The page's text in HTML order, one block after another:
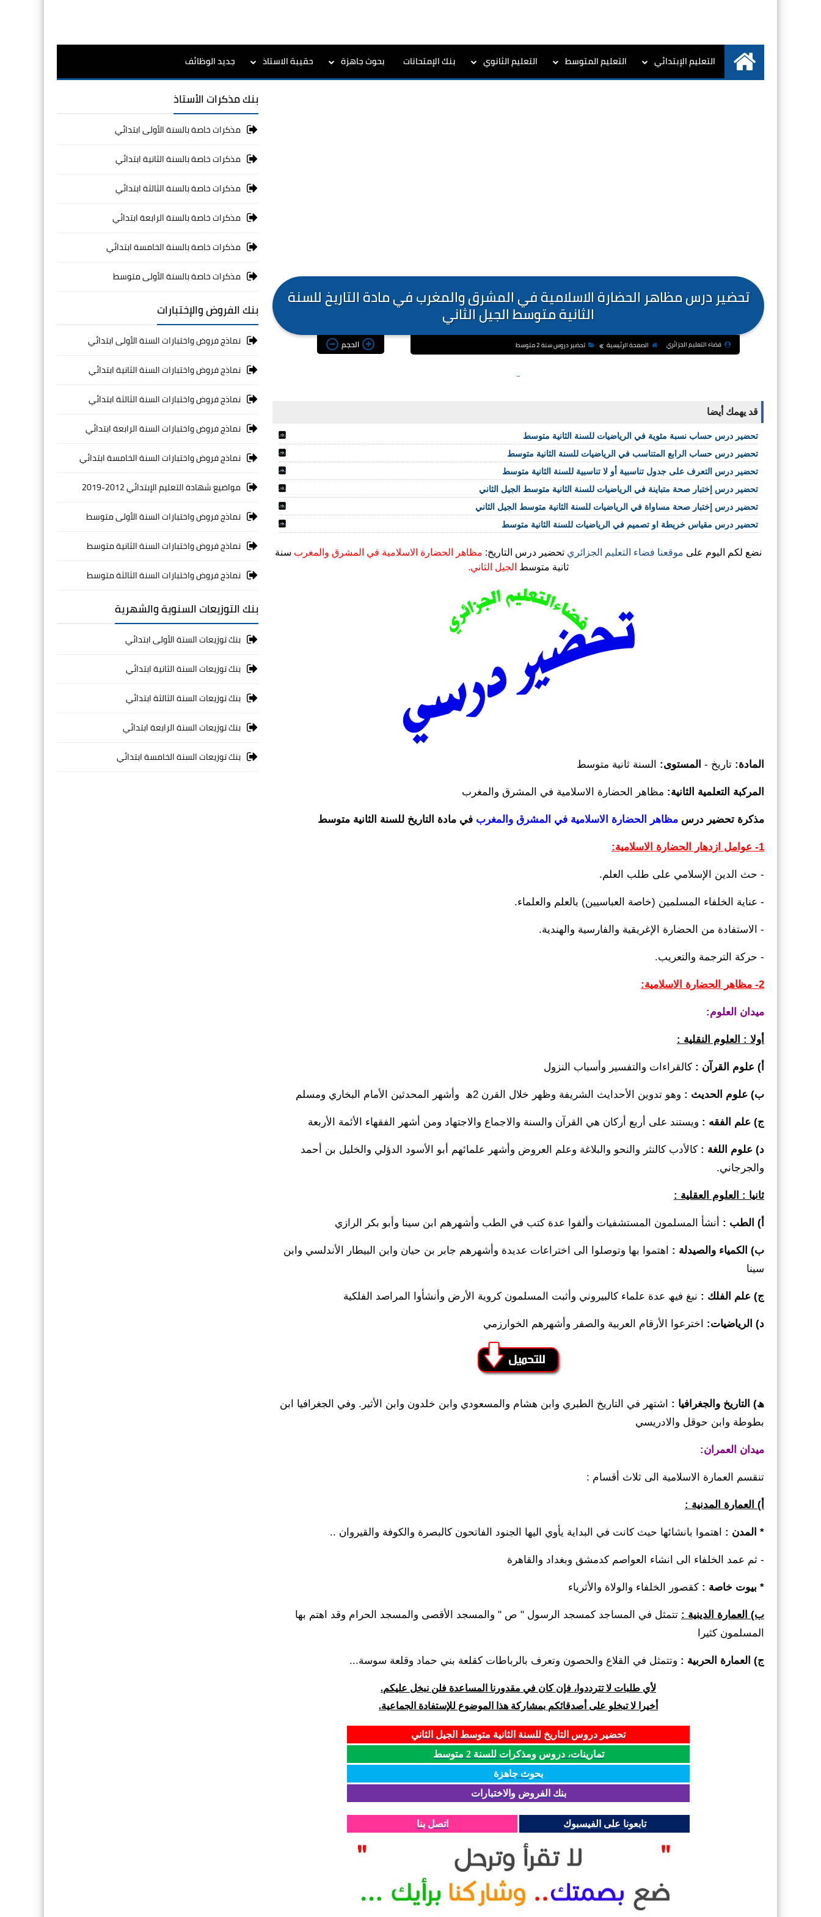
الرئيسية
التعليم الإبتدائي التعليم المتوسط التعليم الثانوي بنك الإمتحانات بحوث جاهزة حقيبة الاستاذ جديد الوظائف
تحضير درس مظاهر الحضارة الاسلامية في المشرق والمغرب في مادة التاريخ للسنة
الثانية متوسط الجيل الثاني
فضاء التعليم الجزائري الصفحة الرئيسية تحضير دروس سنة 2 متوسط الحجم
قد يهمك أيضا
تحضير درس حساب نسبة مئوية في الرياضيات للسنة الثانية متوسط
تحضير درس حساب الرابع المتناسب في الرياضيات للسنة الثانية متوسط
تحضير درس التعرف على جدول تناسبية أو لا تناسبية للسنة الثانية متوسط
تحضير درس إختبار صحة متباينة في الرياضيات للسنة الثانية متوسط الجيل الثاني
تحضير درس إختبار صحة مساواة في الرياضيات للسنة الثانية متوسط الجيل الثاني
تحضير درس مقياس خريطة او تصميم في الرياضيات للسنة الثانية متوسط
نضع لكم اليوم على موقعنا فضاء التعليم الجزائري تحضير درس التاريخ: مظاهر الحضارة الاسلامية في المشرق والمغرب سنة
ثانية متوسط الجيل الثاني.
المادة: تاريخ - المستوى: السنة ثانية متوسط
المركبة التعلمية الثانية: مظاهر الحضارة الاسلامية في المشرق والمغرب
مذكرة تحضير درس مظاهر الحضارة الاسلامية في المشرق والمغرب في مادة التاريخ للسنة الثانية متوسط
1- عوامل ازدهار الحضارة الاسلامية:
- حث الدين الإسلامي على طلب العلم.
- عناية الخلفاء المسلمين (خاصة العباسيين) بالعلم والعلماء.
- الاستفادة من الحضارة الإغريقية والفارسية والهندية.
- حركة الترجمة والتعريب.
2- مظاھر الحضارة الاسلامیة:
میدان العلوم:
أولا : العلوم النقلیة :
أ) علوم القرآن : كالقراءات والتفسیر وأسباب النزول
ب) علوم الحدیث : وھو تدوین الأحدایث الشریفة وظھر خلال القرن 2ھ وأشھر المحدثین الأمام البخاري ومسلم
ج) علم الفقه : ویستند على أربع أركان ھي القرآن والسنة والاجماع والاجتھاد ومن أشھر الفقھاء الأئمة الأربعة
د) علوم اللغة : كالأدب كالنثر والنحو والبلاغة وعلم العروض وأشھر علمائھم أبو الأسود الدؤلي والخلیل بن أحمد
والجرجاني.
ثانیا : العلوم العقلیة :
أ) الطب : أنشأ المسلمون المستشفیات وألفوا عدة كتب في الطب وأشھرھم ابن سینا وأبو بكر الرازي
ب) الكمیاء والصیدلة : اھتموا بھا وتوصلوا الى اختراعات عدیدة وأشھرھم جابر بن حیان وابن البیطار الأندلسي وابن
سینا
ج) علم الفلك : نبغ فیھ عدة علماء كالبیروني وأثبت المسلمون كرویة الأرض وأنشأوا المراصد الفلكیة
د) الریاضیات: اخترعوا الأرقام العربیة والصفر وأشھرھم الخوارزمي
ھ) التاریخ والجغرافیا :
اشتھر في التاریخ الطبري وابن ھشام والمسعودي وابن خلدون وابن الأثیر. وفي الجغرافیا ابن
بطوطة وابن حوقل والادریسي
میدان العمران:
تنقسم العمارة الاسلامیة الى ثلاث أقسام :
أ) العمارة المدنیة :
* المدن : اھتموا بانشائھا حیث كانت في البدایة یأوي الیھا الجنود الفاتحون كالبصرة والكوفة والقیروان ..
- ثم عمد الخلفاء الى انشاء العواصم كدمشق وبغداد والقاھرة
* بیوت خاصة : كقصور الخلفاء والولاة والأثریاء
ب) العمارة الدینیة : تتمثل في المساجد كمسجد الرسول " ص " والمسجد الأقصى والمسجد الحرام وقد اھتم بھا
المسلمون كثیرا
ج) العمارة الحربیة : وتتمثل في القلاع والحصون وتعرف بالرباطات كقلعة بني حماد وقلعة سوسة...
لأي طلبات لا تترددوا، فإن كان في مقدورنا المساعدة فلن نبخل عليكم.
أخيرا لا تبخلو على أصدقائكم بمشاركة هذا الموضوع للإستفادة الجماعية.
تحضير دروس التاريخ للسنة الثانية متوسط الجيل الثاني
تمارينات، دروس ومذكرات للسنة 2 متوسط
بحوث جاهزة
بنك الفروض والاختبارات
تابعونا على الفيسبوك اتصل بنا
بنك مذكرات الأستاذ
مذكرات خاصة بالسنة الأولى ابتدائي
مذكرات خاصة بالسنة الثانية ابتدائي
مذكرات خاصة بالسنة الثالثة ابتدائي
مذكرات خاصة بالسنة الرابعة ابتدائي
مذكرات خاصة بالسنة الخامسة ابتدائي
مذكرات خاصة بالسنة الأولى متوسط
بنك الفروض والإختبارات
نماذج فروض واختبارات السنة الأولى ابتدائي
نماذج فروض واختبارات السنة الثانية ابتدائي
نماذج فروض واختبارات السنة الثالثة ابتدائي
نماذج فروض واختبارات السنة الرابعة ابتدائي
نماذج فروض واختبارات السنة الخامسة ابتدائي
مواضيع شهادة التعليم الإبتدائي 2012-2019
نماذج فروض واختبارات السنة الأولى متوسط
نماذج فروض واختبارات السنة الثانية متوسط
نماذج فروض واختبارات السنة الثالثة متوسط
بنك التوزيعات السنوية والشهرية
بنك توزيعات السنة الأولى ابتدائي
بنك توزيعات السنة الثانية ابتدائي
بنك توزيعات السنة الثالثة ابتدائي
بنك توزيعات السنة الرابعة ابتدائي
بنك توزيعات السنة الخامسة ابتدائي